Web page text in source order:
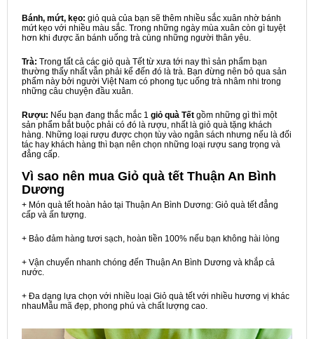
Bánh, mứt, kẹo: giỏ quà của bạn sẽ thêm nhiều sắc xuân nhờ bánh
mứt kẹo với nhiều màu sắc. Trong những ngày mùa xuân còn gì tuyệt
hơn khi được ăn bánh uống trà cùng những người thân yêu.
Trà: Trong tất cả các giỏ quà Tết từ xưa tới nay thì sản phẩm bạn
thường thấy nhất vẫn phải kể đến đó là trà. Bạn đừng nên bỏ qua sản
phẩm này bởi người Việt Nam có phong tục uống trà nhâm nhi trong
những câu chuyện đầu xuân.
Rượu: Nếu bạn đang thắc mắc 1 giỏ quà Tết gồm những gì thì một
sản phẩm bắt buộc phải có đó là rượu, nhất là giỏ quà tặng khách
hàng. Những loại rượu được chọn tùy vào ngân sách nhưng nếu là đối
tác hay khách hàng thì bạn nên chọn những loại rượu sang trọng và
đẳng cấp.
Vì sao nên mua Giỏ quà tết Thuận An Bình
Dương
+ Món quà tết hoàn hảo tại Thuận An Bình Dương: Giỏ quà tết đẳng
cấp và ấn tượng.
+ Bảo đảm hàng tươi sạch, hoàn tiền 100% nếu bạn không hài lòng
+ Vận chuyển nhanh chóng đến Thuận An Bình Dương và khắp cả
nước.
+ Đa dạng lựa chọn với nhiều loại Giỏ quà tết với nhiều hương vị khác
nhauMẫu mã đẹp, phong phú và chất lượng cao.